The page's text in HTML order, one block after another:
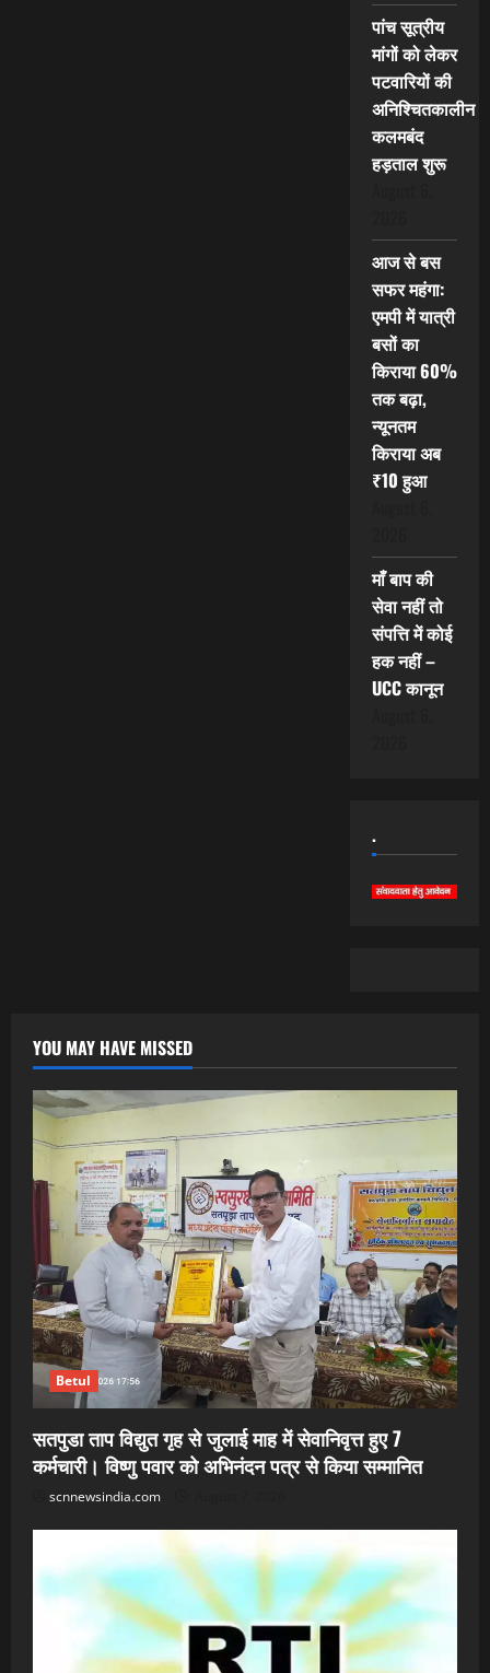
पांच सूत्रीय
मांगों को लेकर
पटवारियों की
अनिश्चितकालीन
कलमबंद
हड़ताल शुरू
आज से बस
सफर महंगा:
एमपी में यात्री
बसों का
किराया 60%
तक बढ़ा,
न्यूनतम
किराया अब
₹10 हुआ
माँ बाप की
सेवा नहीं तो
संपत्ति में कोई
हक नहीं –
UCC कानून
.
YOU MAY HAVE MISSED
Betul
सतपुडा ताप विद्युत गृह से जुलाई माह में सेवानिवृत्त हुए 7
कर्मचारी। विष्णु पवार को अभिनंदन पत्र से किया सम्मानित
scnnewsindia.com